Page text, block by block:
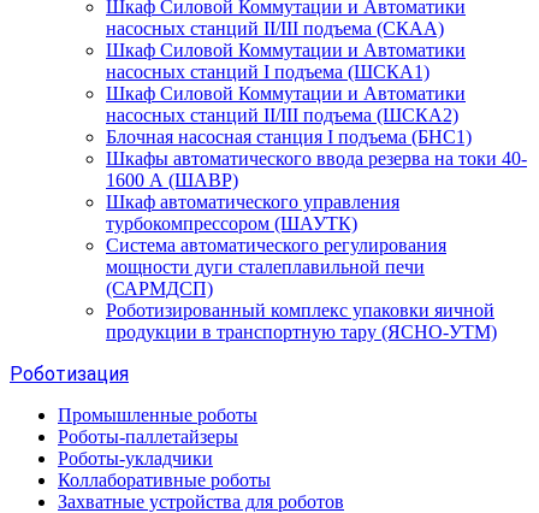
Шкаф Силовой Коммутации и Автоматики
насосных станций II/III подъема (СКАА)
Шкаф Силовой Коммутации и Автоматики
насосных станций I подъема (ШСКА1)
Шкаф Силовой Коммутации и Автоматики
насосных станций II/III подъема (ШСКА2)
Блочная насосная станция I подъема (БНС1)
Шкафы автоматического ввода резерва на токи 40-
1600 А (ШАВР)
Шкаф автоматического управления
турбокомпрессором (ШАУТК)
Система автоматического регулирования
мощности дуги сталеплавильной печи
(САРМДСП)
Роботизированный комплекс упаковки яичной
продукции в транспортную тару (ЯСНО-УТМ)
Роботизация
Промышленные роботы
Роботы-паллетайзеры
Роботы-укладчики
Коллаборативные роботы
Захватные устройства для роботов